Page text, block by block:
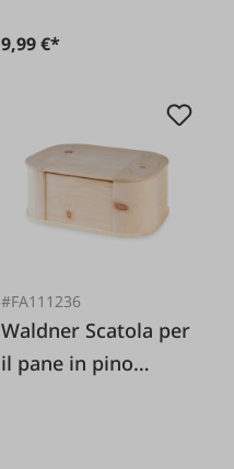
9,99 €*
#FA111236
Waldner Scatola per
il pane in pino